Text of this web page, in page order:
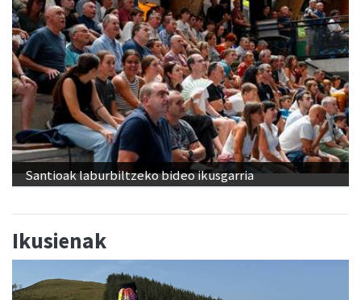
Santioak laburbiltzeko bideo ikusgarria
Ikusienak